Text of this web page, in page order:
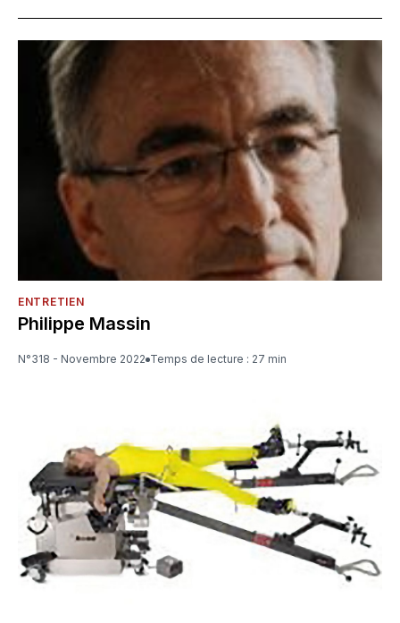
ENTRETIEN
Philippe Massin
N°318 - Novembre 2022 Temps de lecture : 27 min